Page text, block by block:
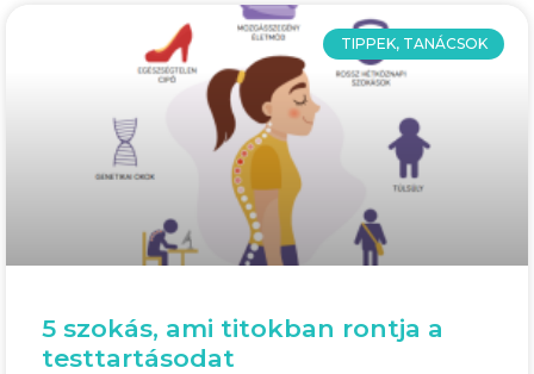
TIPPEK, TANÁCSOK
5 szokás, ami titokban rontja a
testtartásodat